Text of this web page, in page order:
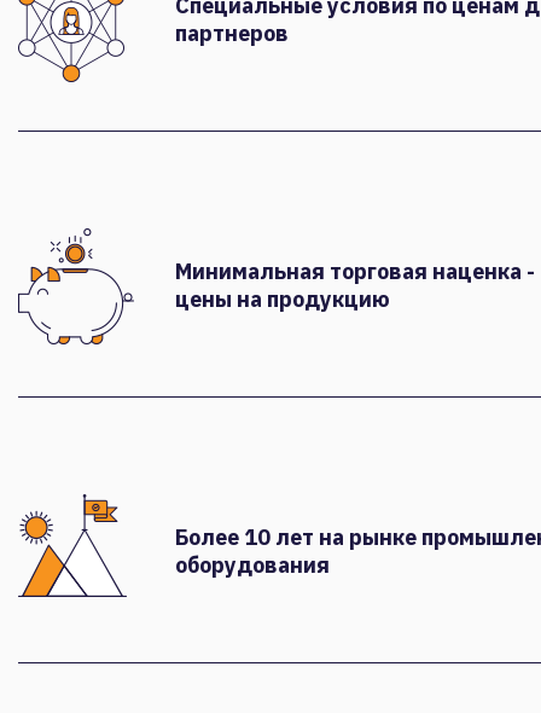
партнеров
Минимальная торговая наценка
цены на продукцию
Более 10 лет на рынке
оборудования